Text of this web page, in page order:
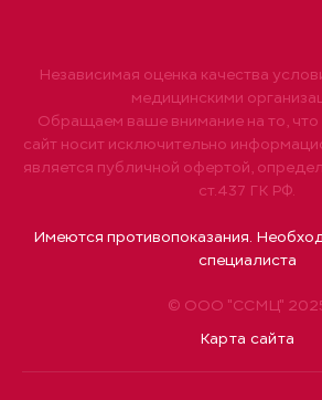
© ООО "ССМЦ"
Карта сайта
Независимая оценка качества
медицинскими
Обращаем ваше внимание на то, что
сайт носит исключительно
является публичной офертой,
ст.437 ГК РФ.
Имеются противопоказания.
специалиста